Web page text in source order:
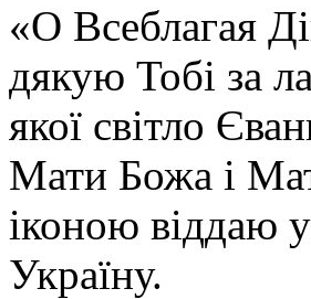
«О Всеблагая
дякую Тобі за
якої світло
Мати Божа і
іконою віддаю
Україну.